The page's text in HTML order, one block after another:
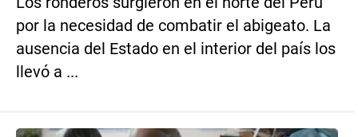
por la necesidad de combatir el abigeato. La
ausencia del Estado en el interior del país los
llevó a ...